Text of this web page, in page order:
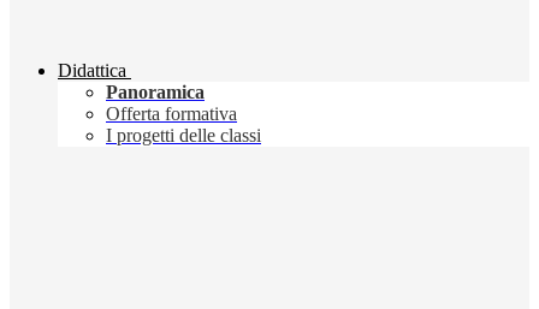
Didattica
Panoramica
Offerta formativa
I progetti delle classi